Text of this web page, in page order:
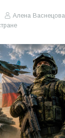
Алена Васнецова